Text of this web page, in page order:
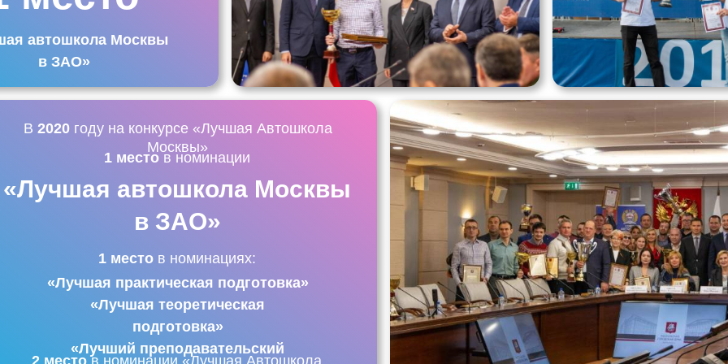
В 2020году на конкурсе «Лучшая Автошкола
Москвы»
автошкола Москвы
в ЗАО»
«Лучшая автошкола Москвы
в ЗАО»
1 место в номинации
1 место в номинациях:
«Лучшая практическая подготовка»
«Лучшая теоретическая
подготовка»
«Лучший преподавательский
2 место в номинации «Лучшая Автошкола